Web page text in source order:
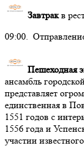
Завтракв
09:00.
Пешеходная
ансамбль
представляет
единственная в
1551 годов с
1556 года и
участии